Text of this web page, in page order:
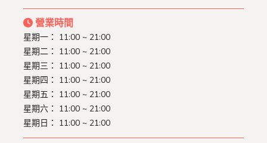
營業時間
星期一： 11:00 ~ 21:00
星期二： 11:00 ~ 21:00
星期三： 11:00 ~ 21:00
星期四： 11:00 ~ 21:00
星期五： 11:00 ~ 21:00
星期六： 11:00 ~ 21:00
星期日： 11:00 ~ 21:00